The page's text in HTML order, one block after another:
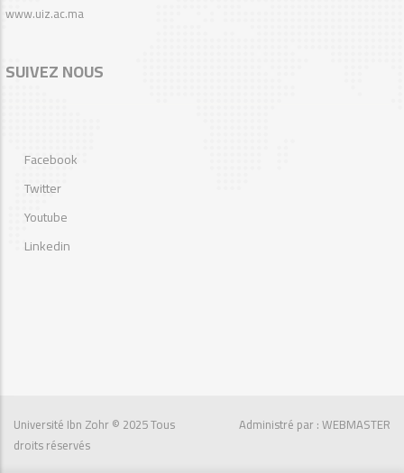
www.uiz.ac.ma
SUIVEZ NOUS
Facebook
Twitter
Youtube
Linkedin
Université Ibn Zohr© 2025 Tous
droits réservés
Administré par : WEBMASTER